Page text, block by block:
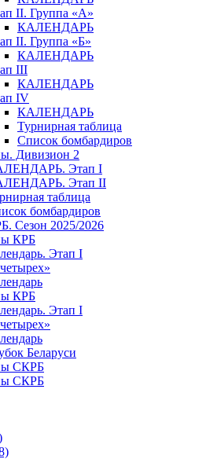
II. Группа «А»
КАЛЕНДАРЬ
II. Группа «Б»
КАЛЕНДАРЬ
III
КАЛЕНДАРЬ
IV
КАЛЕНДАРЬ
Турнирная таблица
Список бомбардиров
Дивизион 2
Этап I
Этап II
таблица
бомбардиров
Сезон 2025/2026
КРБ
Этап I
КРБ
Этап I
Беларуси
СКРБ
СКРБ